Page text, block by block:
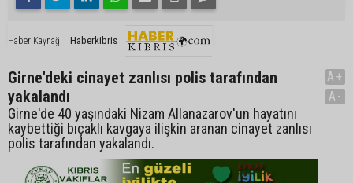
Haber Kaynağı Haberkibris
Girne'deki cinayet zanlısı polis tarafından
yakalandı
Girne'de 40 yaşındaki Nizam Allanazarov'un hayatını
kaybettiği bıçaklı kavgaya ilişkin aranan cinayet zanlısı
polis tarafından yakalandı.
A+
A-